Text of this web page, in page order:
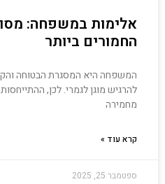
אלימות במשפחה:
החמורים ביותר
המשפחה היא המסגרת הבטוחה
להרגיש מוגן לגמרי. לכן,
מחמירה
קרא עוד »
ספטמבר 25, 2025